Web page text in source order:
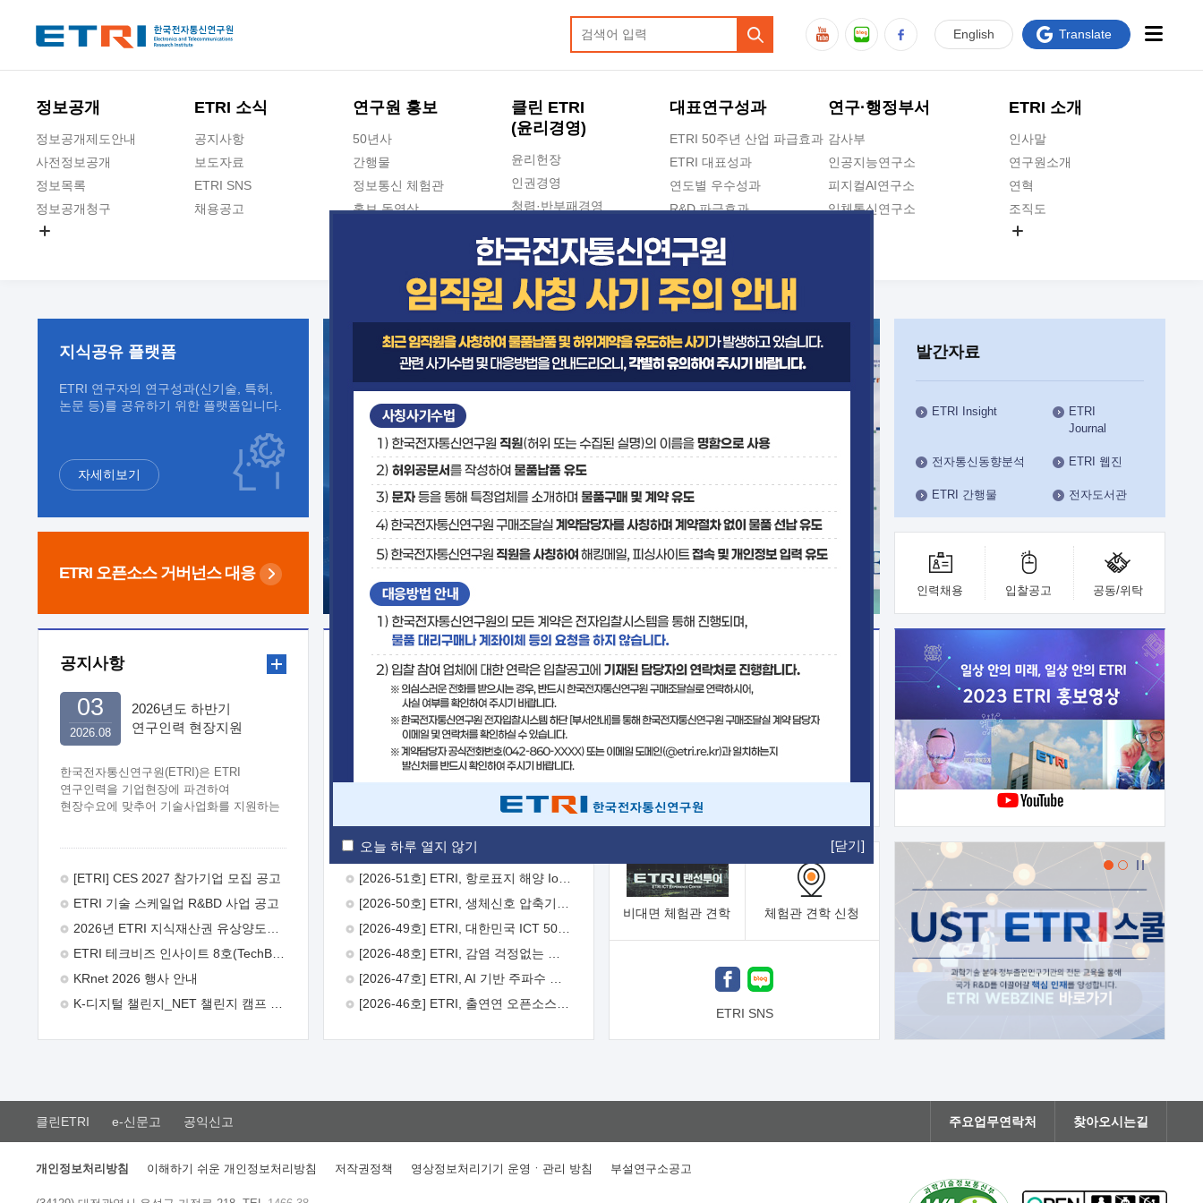
오늘 하루 열지 않기 [닫기]
정보공개
정보공개제도안내
사전정보공개
정보목록
정보공개청구
ETRI 소식
공지사항
보도자료
ETRI SNS
채용공고
연구원 홍보
50년사
간행물
정보통신 체험관
홍보 동영상
클린 ETRI
(윤리경영)
윤리헌장
인권경영
청렴·반부패경영
청렴포털 신고
수의계약 현황
부패징계 현황
감사결과공개
대표연구성과
ETRI 50주년 산업 파급효과
ETRI 대표성과
연도별 우수성과
R&D 파급효과
지식공유플랫폼
연구·행정부서
감사부
인공지능연구소
피지컬AI연구소
입체통신연구소
인공지능안전연구소
우주항공반도체전략연구단
대경권연구본부
호남권연구본부
기획본부
사업화본부
행정본부
대외협력부
ETRI 소개
인사말
연구원소개
연혁
조직도
ETRI CI
English Translate
지식공유 플랫폼
ETRI 연구자의 연구성과(신기술, 특허,
논문 등)를 공유하기 위한 플랫폼입니다.
자세히보기
ETRI 오픈소스 거버넌스 대응
발간자료
ETRI Insight
ETRI
Journal
전자통신동향분석 ETRI 웹진
ETRI 간행물 전자도서관
인력채용 입찰공고 공동/위탁
공지사항
2026년도 하반기
연구인력 현장지원
한국전자통신연구원(ETRI)은 ETRI
연구인력을 기업현장에 파견하여
현장수요에 맞추어 기술사업화를 지원하는
주시기 바랍니다. 2026년 8월
추진목적: ETRI 인력을 기업현장에 파견.
기술지원을 실시함으로써 ETRI 개발기술의
극대화하고, 지원기업을 강견기업으로
육성하고자 함.  신청자격: ETRI
ETRI 창업/연구소기업, 기술이전/출자기업
(2 ~ 3년차) 연봉의 40%  추진일정(1)
희망기업 신청/접수(2)희망인력-희망기업
매칭(3)현장조사/ 선정(심의)(4)협약체결
26일 9월초순 9월 중순 10월 이후*
2026.08
03
[ETRI] CES 2027 참가기업 모집 공고
ETRI 기술 스케일업 R&BD 사업 공고
ETRI 테크비즈 인사이트 8호(TechBiz Insight Vol.8) 발간
KRnet 2026 행사 안내
보도자료
[2026-52호] ETRI, ITU-T 자율주행차 국제표준화 주도한다
기술사업화플랫폼/기술이전
기술예고 중소기업 지원
보유특허 이전가능 기술
융합기술연구생산센터 반도체실험실
비대면 체험관 견학 체험관 견학 신청
ETRI SNS
클린ETRI e-신문고 공익신고 주요업무연락처 찾아오시는길
개인정보처리방침 이해하기 쉬운 개인정보처리방침 저작권정책 영상정보처리기기 운영ㆍ관리 방침 부설연구소공고